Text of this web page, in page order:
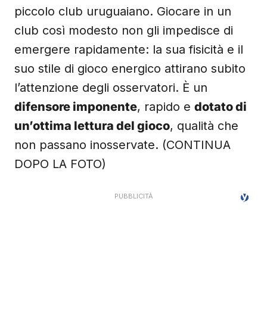
piccolo club uruguaiano. Giocare in un
club così modesto non gli impedisce di
emergere rapidamente: la sua fisicità e il
suo stile di gioco energico attirano subito
l’attenzione degli osservatori. È un
difensore imponente, rapido e dotato di
un’ottima lettura del gioco, qualità che
non passano inosservate. (CONTINUA
DOPO LA FOTO)